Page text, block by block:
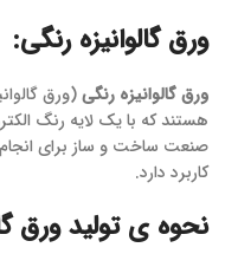
ورق گالوانیزه رنگی:
ورق گالوانیزه رنگی(ورق
هستند که با یک لایه رنگ
صنعت ساخت و ساز برای
کاربرد دارد.
نحوه ی تولید ورق